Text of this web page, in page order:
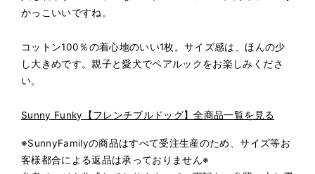
かっこいいですね。
コットン100％の着心地のいい1枚。サイズ感は、ほんの少
し大きめです。親子と愛犬でペアルックをお楽しみくださ
い。
Sunny Funky【フレンチブルドッグ】全商品一覧を見る
※SunnyFamilyの商品はすべて受注生産のため、サイズ等お
客様都合による返品は承っておりません※